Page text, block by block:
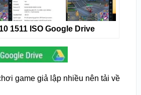
1511 ISO Google Drive
game giả lập nhiều nên tải về